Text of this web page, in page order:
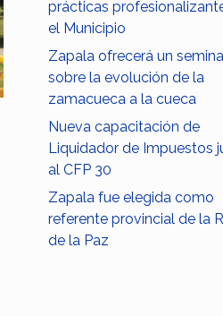
prácticas
el Municipio
Zapala ofrecerá un
sobre la evolución de la
zamacueca a la cueca
Nueva capacitación de
Liquidador de Impuestos
al CFP 30
Zapala fue elegida como
referente provincial de la
de la Paz